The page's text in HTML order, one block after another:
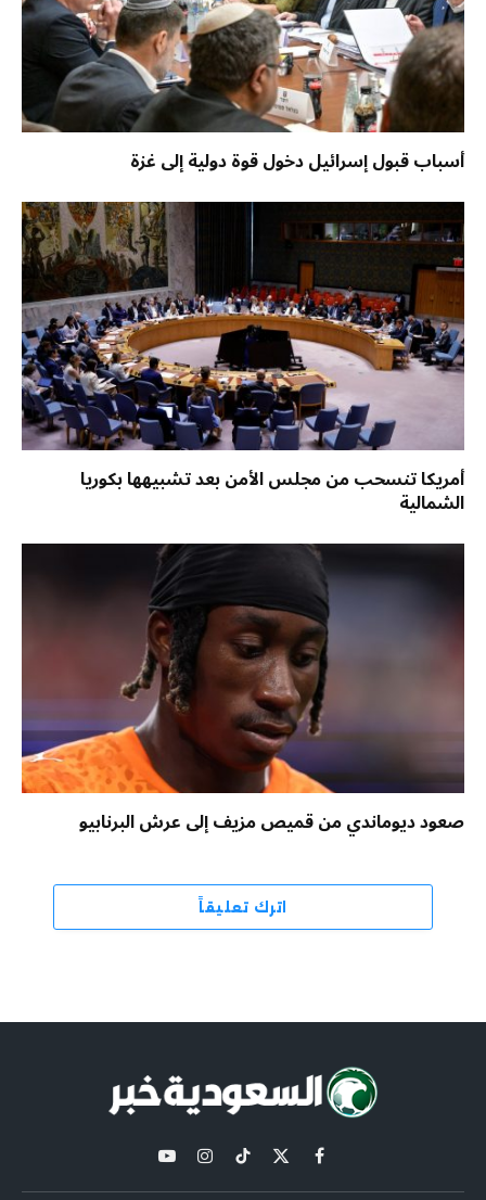
أسباب قبول إسرائيل دخول قوة دولية إلى غزة
أمريكا تنسحب من مجلس الأمن بعد تشبيهها بكوريا
الشمالية
صعود ديوماندي من قميص مزيف إلى عرش البرنابيو
اترك تعليقاً
فيسبوك
X
(Twitter)
تيكتوكالانستغراميوتيوب